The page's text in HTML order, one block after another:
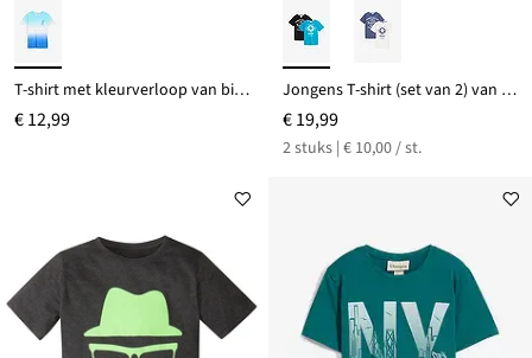
T-shirt met kleurverloop van biologisch katoen
€ 12,99
Jongens T-shirt (set van 2) van biologisch katoen
€ 19,99
2 stuks | € 10,00 / st.